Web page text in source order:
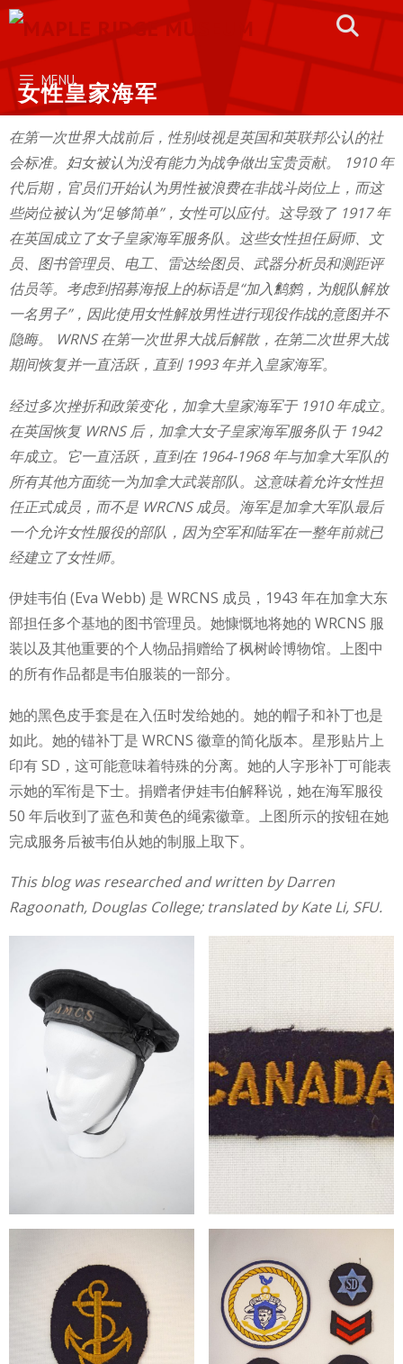
Skip
content
MENU
女性皇家海军
在第一次世界大战前后，性别歧视是英国和英联邦公认的社
会标准。妇女被认为没有能力为战争做出宝贵贡献。 1910 年
代后期，官员们开始认为男性被浪费在非战斗岗位上，而这
些岗位被认为“足够简单”，女性可以应付。这导致了 1917 年
在英国成立了女子皇家海军服务队。这些女性担任厨师、文
员、图书管理员、电工、雷达绘图员、武器分析员和测距评
估员等。考虑到招募海报上的标语是“加入鹪鹩，为舰队解放
一名男子”，因此使用女性解放男性进行现役作战的意图并不
隐晦。 WRNS 在第一次世界大战后解散，在第二次世界大战
期间恢复并一直活跃，直到 1993 年并入皇家海军。
经过多次挫折和政策变化，加拿大皇家海军于 1910 年成立。
在英国恢复 WRNS 后，加拿大女子皇家海军服务队于 1942
年成立。它一直活跃，直到在 1964-1968 年与加拿大军队的
所有其他方面统一为加拿大武装部队。这意味着允许女性担
任正式成员，而不是 WRCNS 成员。海军是加拿大军队最后
一个允许女性服役的部队，因为空军和陆军在一整年前就已
经建立了女性师。
伊娃韦伯 (Eva Webb) 是 WRCNS 成员，1943 年在加拿大东
部担任多个基地的图书管理员。她慷慨地将她的 WRCNS 服
装以及其他重要的个人物品捐赠给了枫树岭博物馆。上图中
的所有作品都是韦伯服装的一部分。
她的黑色皮手套是在入伍时发给她的。她的帽子和补丁也是
如此。她的锚补丁是 WRCNS 徽章的简化版本。星形贴片上
印有 SD，这可能意味着特殊的分离。她的人字形补丁可能表
示她的军衔是下士。捐赠者伊娃韦伯解释说，她在海军服役
50 年后收到了蓝色和黄色的绳索徽章。上图所示的按钮在她
完成服务后被韦伯从她的制服上取下。
This blog was researched and written by Darren
Ragoonath, Douglas College; translated by Kate Li, SFU.